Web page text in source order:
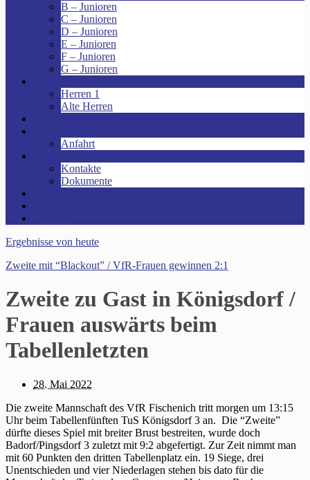
B – Junioren
C – Junioren
D – Junioren
E – Junioren
F – Junioren
G – Junioren
Herren 1
Alte Herren
Anfahrt
Kontakte
Dokumente
Ergebnisse von heute
Zweite mit “Blackout” / VfR-Frauen gewinnen 2:1
Zweite zu Gast in Königsdorf /
Frauen auswärts beim
Tabellenletzten
28. Mai 2022
Die zweite Mannschaft des VfR Fischenich tritt morgen um 13:15
Uhr beim Tabellenfünften TuS Königsdorf 3 an. Die “Zweite”
dürfte dieses Spiel mit breiter Brust bestreiten, wurde doch
Badorf/Pingsdorf 3 zuletzt mit 9:2 abgefertigt. Zur Zeit nimmt man
mit 60 Punkten den dritten Tabellenplatz ein. 19 Siege, drei
Unentschieden und vier Niederlagen stehen bis dato für die